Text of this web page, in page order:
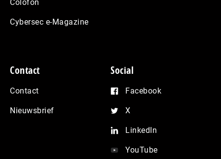
Colofon
Cybersec e-Magazine
Contact
Contact
Nieuwsbrief
Social
Facebook
X
LinkedIn
YouTube